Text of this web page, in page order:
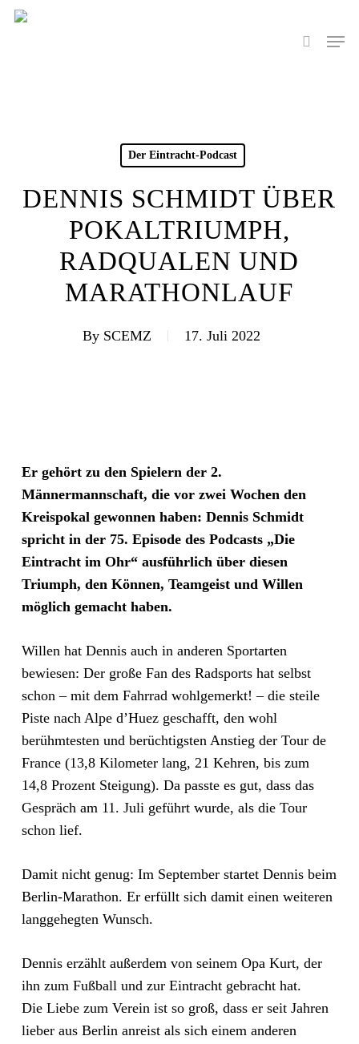
Skip
search
Menu
Der Eintracht-Podcast
DENNIS SCHMIDT ÜBER
POKALTRIUMPH,
RADQUALEN UND
MARATHONLAUF
By SCEMZ 17. Juli 2022
Er gehört zu den Spielern der 2.
Männermannschaft, die vor zwei Wochen den
Kreispokal gewonnen haben: Dennis Schmidt
spricht in der 75. Episode des Podcasts „Die
Eintracht im Ohr“ ausführlich über diesen
Triumph, den Können, Teamgeist und Willen
möglich gemacht haben.
Willen hat Dennis auch in anderen Sportarten
bewiesen: Der große Fan des Radsports hat selbst
schon – mit dem Fahrrad wohlgemerkt! – die steile
Piste nach Alpe d’Huez geschafft, den wohl
berühmtesten und berüchtigsten Anstieg der Tour de
France (13,8 Kilometer lang, 21 Kehren, bis zum
14,8 Prozent Steigung). Da passte es gut, dass das
Gespräch am 11. Juli geführt wurde, als die Tour
schon lief.
Damit nicht genug: Im September startet Dennis beim
Berlin-Marathon. Er erfüllt sich damit einen weiteren
langgehegten Wunsch.
Dennis erzählt außerdem von seinem Opa Kurt, der
ihn zum Fußball und zur Eintracht gebracht hat.
Die Liebe zum Verein ist so groß, dass er seit Jahren
lieber aus Berlin anreist als sich einem anderen